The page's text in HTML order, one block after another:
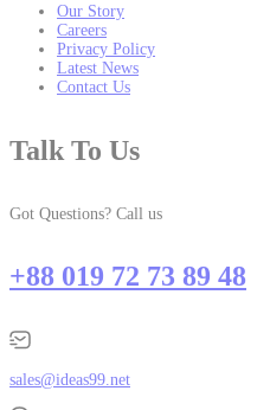
Our Story
Careers
Privacy Policy
Latest News
Contact Us
Talk To Us
Got Questions? Call us
+88 019 72 73 89 48
sales@ideas99.net